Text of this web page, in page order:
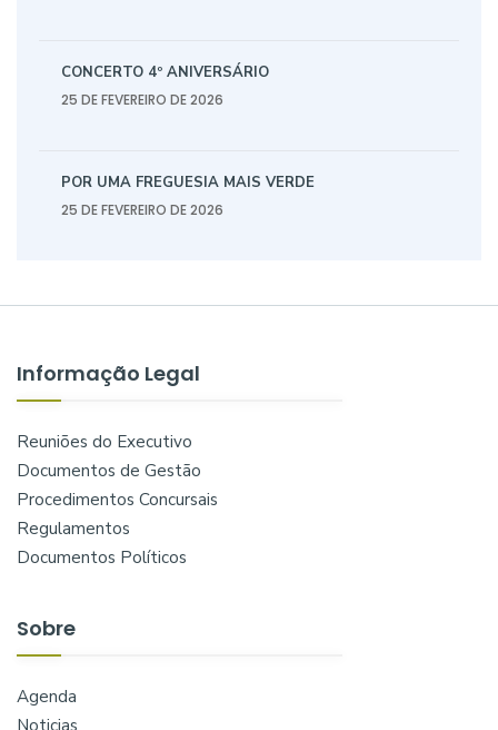
CONCERTO 4º ANIVERSÁRIO
25 DE FEVEREIRO DE 2026
POR UMA FREGUESIA MAIS VERDE
25 DE FEVEREIRO DE 2026
Informação Legal
Reuniões do Executivo
Documentos de Gestão
Procedimentos Concursais
Regulamentos
Documentos Políticos
Sobre
Agenda
Noticias